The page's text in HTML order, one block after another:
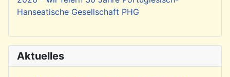
Hanseatische Gesellschaft PHG
Aktuelles